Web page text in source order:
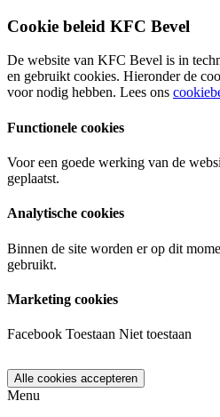
Cookie beleid KFC Bevel
De website van KFC Bevel is in
en gebruikt cookies. Hieronder de
voor nodig hebben. Lees ons
Functionele cookies
Voor een goede werking van de
geplaatst.
Analytische cookies
Binnen de site worden er op dit
gebruikt.
Marketing cookies
Facebook Toestaan Niet toestaan
Menu